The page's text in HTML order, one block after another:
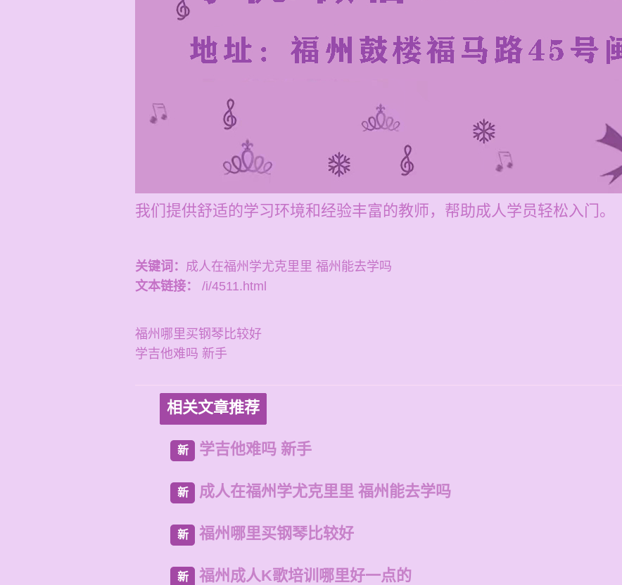
我们提供舒适的学习环境和经验丰富的教师，帮助成人学员轻松入门。
关键词： 成人在福州学尤克里里 福州能去学吗
文本链接：
/i/4511.html
福州哪里买钢琴比较好
学吉他难吗 新手
相关文章推荐
新 学吉他难吗 新手
新 成人在福州学尤克里里 福州能去学吗
新 福州哪里买钢琴比较好
新 福州成人K歌培训哪里好一点的